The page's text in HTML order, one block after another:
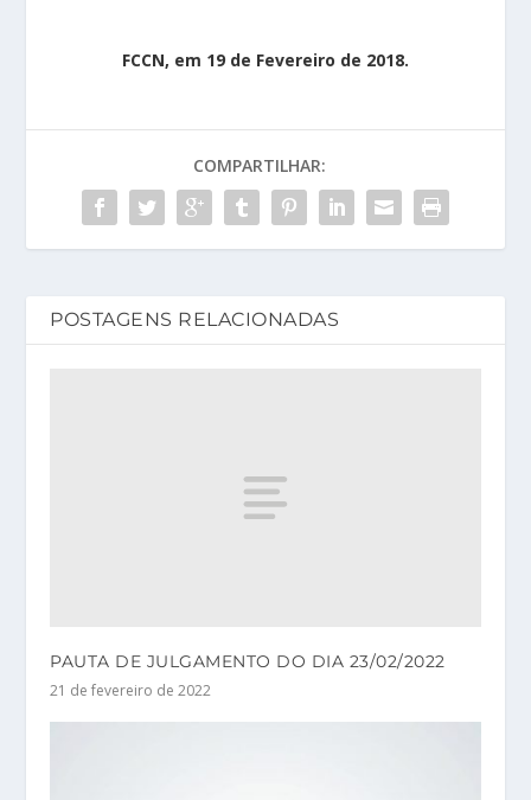
FCCN, em 19 de Fevereiro de 2018.
COMPARTILHAR:
POSTAGENS RELACIONADAS
PAUTA DE JULGAMENTO DO DIA 23/02/2022
21 de fevereiro de 2022